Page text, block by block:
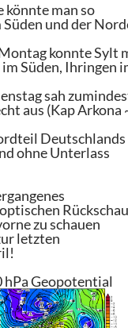
könnte man so
Süden und der
konnte Sylt
Süden, Ihringen
sah
aus (Kap Arkona
Deutschlands
ohne Unterlass
zu schauen
letzten
hPa Geopotential